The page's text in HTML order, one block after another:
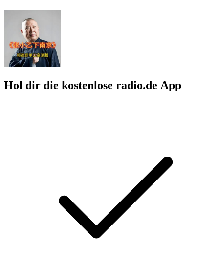
Hol dir die kostenlose radio.de App